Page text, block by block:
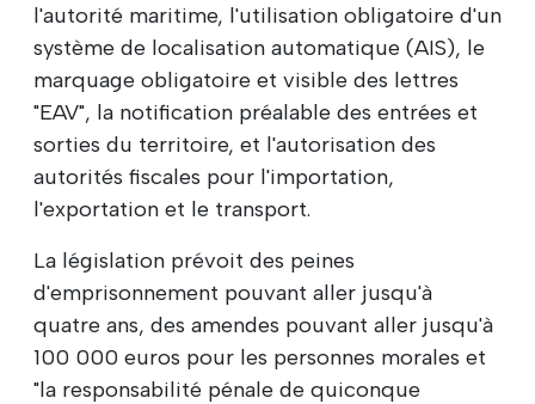
l'autorité maritime, l'utilisation obligatoire d'un
système de localisation automatique (AIS), le
marquage obligatoire et visible des lettres
"EAV", la notification préalable des entrées et
sorties du territoire, et l'autorisation des
autorités fiscales pour l'importation,
l'exportation et le transport.
La législation prévoit des peines
d'emprisonnement pouvant aller jusqu'à
quatre ans, des amendes pouvant aller jusqu'à
100 000 euros pour les personnes morales et
"la responsabilité pénale de quiconque